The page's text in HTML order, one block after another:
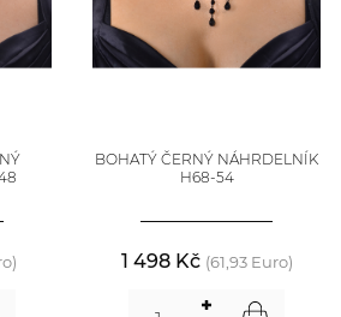
BOHATÝ ČERNÝ NÁHRDELNÍK
H68-54
1 498 Kč (61,93 Euro)